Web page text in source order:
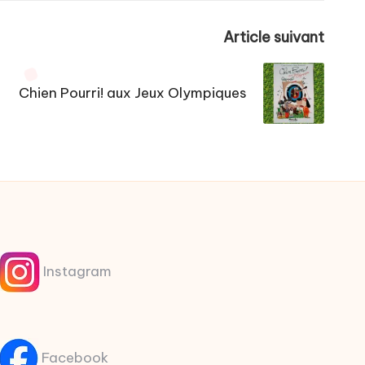
Article suivant
Chien Pourri! aux Jeux Olympiques
Instagram
Facebook